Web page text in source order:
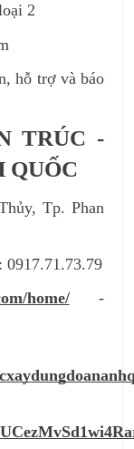
2
hỗ trợ và báo
TRÚC -
QUỐC
Tp. Phan
home/